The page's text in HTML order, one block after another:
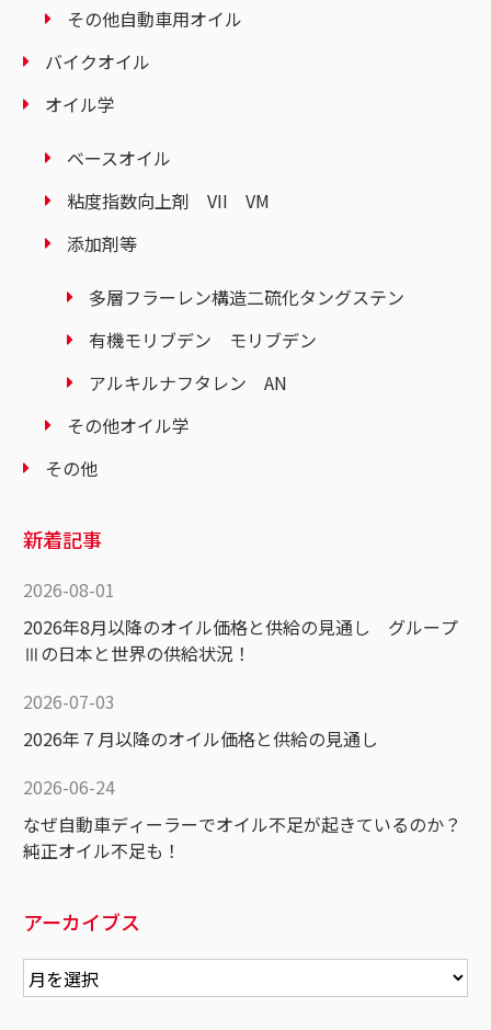
その他自動車用オイル
バイクオイル
オイル学
ベースオイル
粘度指数向上剤 VII VM
添加剤等
多層フラーレン構造二硫化タングステン
有機モリブデン モリブデン
アルキルナフタレン AN
その他オイル学
その他
新着記事
2026-08-01
2026年8月以降のオイル価格と供給の見通し グループ
Ⅲの日本と世界の供給状況！
2026-07-03
2026年７月以降のオイル価格と供給の見通し
2026-06-24
なぜ自動車ディーラーでオイル不足が起きているのか？
純正オイル不足も！
アーカイブス